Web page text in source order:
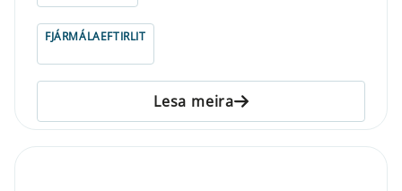
FJÁRMÁLAEFTIRLIT
Lesa meira